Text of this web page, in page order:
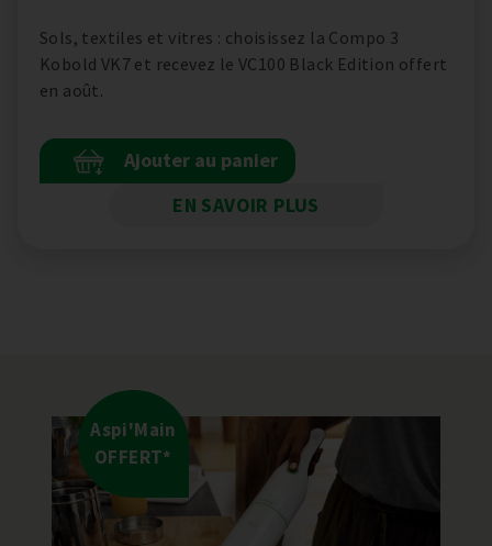
Sols, textiles et vitres : choisissez la Compo 3
Kobold VK7 et recevez le VC100 Black Edition offert
en août.
EN SAVOIR PLUS
+ Ajouter au panier
Aspi'Main
OFFERT*